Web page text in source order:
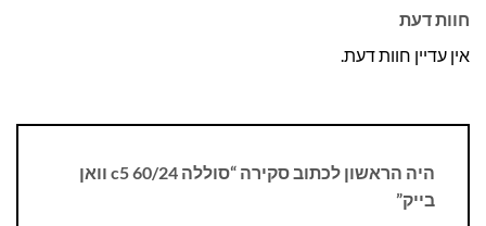
חוות דעת
אין עדיין חוות דעת.
היה הראשון לכתוב סקירה “סוללה 60/24 c5 וואן
בייק”